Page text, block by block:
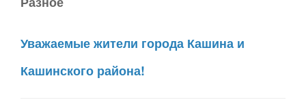
Уважаемые жители города Кашина и
Кашинского района!